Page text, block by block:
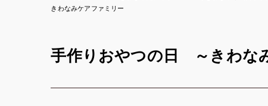
きわなみケアファミリー
手作りおやつの日 ～きわな